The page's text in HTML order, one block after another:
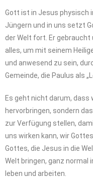
Gott ist in Jesus physisch
Jüngern und in uns setzt
der Welt fort. Er gebraucht
alles, um mit seinem
und anwesend zu sein,
Gemeinde, die Paulus als
Es geht nicht darum,
hervorbringen, sondern
zur Verfügung stellen,
uns wirken kann, wir
Gottes, die Jesus in die
Welt bringen, ganz normal
leben und arbeiten.